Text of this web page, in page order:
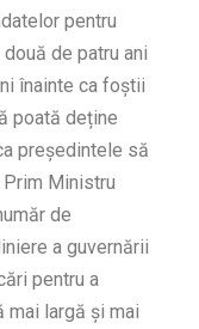
pentru
de patru ani
înainte ca foștii
poată deține
președintele să
Ministru
de
a guvernării
pentru a
mai largă și mai